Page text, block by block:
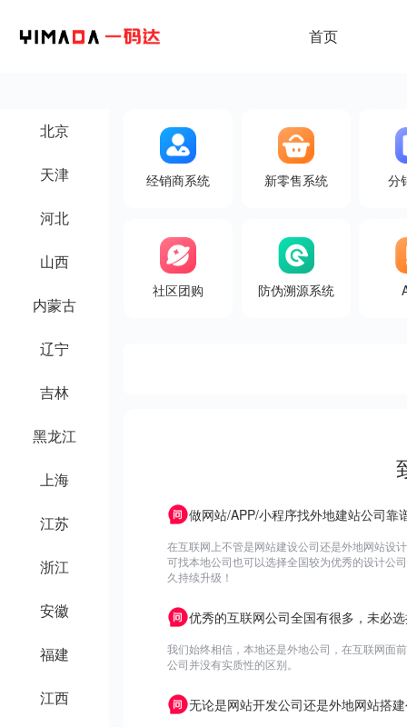
首页
北京
天津
河北
山西
内蒙古
辽宁
吉林
黑龙江
上海
江苏
浙江
安徽
福建
江西
经销商系统 新零售系统 分
社区团购 防伪溯源系统
做网站/APP/小程序找外地建站公司靠
在互联网上不管是网站建设公司还是外地网站设
可找本地公司也可以选择全国较为优秀的设计公
久持续升级！
优秀的互联网公司全国有很多，未必
我们始终相信，本地还是外地公司，在互联网面
公司并没有实质性的区别。
无论是网站开发公司还是外地网站搭